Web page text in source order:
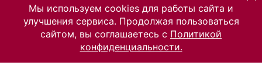
Мы используем cookies для работы сайта и
улучшения сервиса. Продолжая пользоваться
сайтом, вы соглашаетесь с Политикой
конфиденциальности.